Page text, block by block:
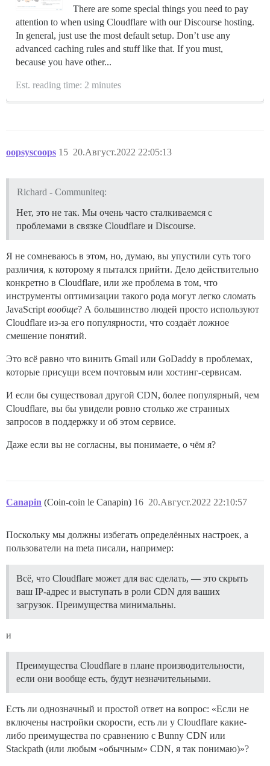
There are some special things you need to pay
attention to when using Cloudflare with our Discourse hosting.
In general, just use the most default setup. Don’t use any
advanced caching rules and stuff like that. If you must,
because you have other...
Est. reading time: 2 minutes
oopsyscoops 20.Август.2022 22:05:13
15
Richard - Communiteq:
Нет, это не так. Мы очень часто сталкиваемся с
проблемами в связке Cloudflare и Discourse.
Я не сомневаюсь в этом, но, думаю, вы упустили суть того
различия, к которому я пытался прийти. Дело действительно
конкретно в Cloudflare, или же проблема в том, что
инструменты оптимизации такого рода могут легко сломать
JavaScript вообще? А большинство людей просто используют
Cloudflare из-за его популярности, что создаёт ложное
смешение понятий.
Это всё равно что винить Gmail или GoDaddy в проблемах,
которые присущи всем почтовым или хостинг-сервисам.
И если бы существовал другой CDN, более популярный, чем
Cloudflare, вы бы увидели ровно столько же странных
запросов в поддержку и об этом сервисе.
Даже если вы не согласны, вы понимаете, о чём я?
Canapin (Coin-coin le Canapin) 20.Август.2022 22:10:57
16
Поскольку мы должны избегать определённых настроек, а
пользователи на meta писали, например:
Всё, что Cloudflare может для вас сделать, — это скрыть
ваш IP-адрес и выступать в роли CDN для ваших
загрузок. Преимущества минимальны.
и
Преимущества Cloudflare в плане производительности,
если они вообще есть, будут незначительными.
Есть ли однозначный и простой ответ на вопрос: «Если не
включены настройки скорости, есть ли у Cloudflare какие-
либо преимущества по сравнению с Bunny CDN или
Stackpath (или любым «обычным» CDN, я так понимаю)»?